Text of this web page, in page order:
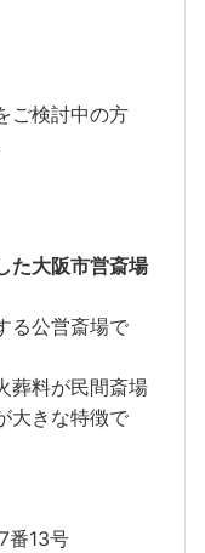
ご検討中の方
た大阪市営斎場
る公営斎場で
葬料が民間斎場
大きな特徴で
番13号